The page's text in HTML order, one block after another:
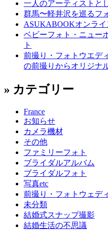
一人のアーティストと
群馬〜軽井沢を巡るフ
ASUKABOOKオンライ
ベビーフォト・ニュー
ト
前撮り・フォトウエデ
の前撮りからオリジナ
» カテゴリー
France
お知らせ
カメラ機材
その他
ファミリーフォト
ブライダルアルバム
ブライダルフォト
写真etc
前撮り・フォトウェデ
未分類
結婚式スナップ撮影
結婚生活の不思議